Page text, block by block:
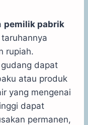
pemilik pabrik
rupiah.
dapat
atau produk
yang mengenai
dapat
permanen,